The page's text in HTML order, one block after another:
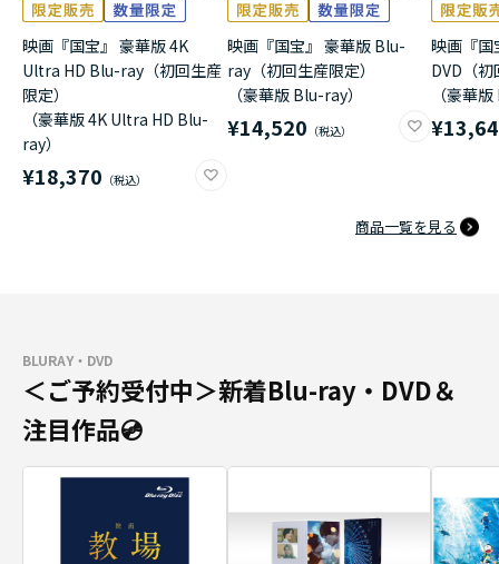
映画『国宝』 豪華版 4K
Ultra HD Blu-ray（初回生産
限定）
（豪華版 4K Ultra HD Blu-
ray）
¥18,370
映画『国宝』 豪華版 Blu-
ray（初回生産限定）
（豪華版 Blu-ray）
¥14,520
映画『国
DVD（
（豪華
商品一覧を見る
BLURAY・DVD
＜ご予約受付中＞新着Blu-ray・DVD＆
注目作品💿